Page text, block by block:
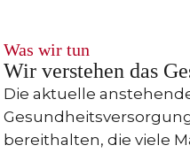
Was wir tun
Wir verstehen das
Die aktuelle
bereithalten, die viele